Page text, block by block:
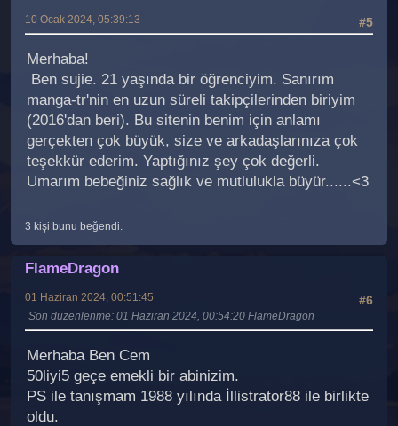
#5
10 Ocak 2024, 05:39:13
Merhaba!
Ben sujie. 21 yaşında bir öğrenciyim. Sanırım
manga-tr'nin en uzun süreli takipçilerinden biriyim
(2016'dan beri). Bu sitenin benim için anlamı
gerçekten çok büyük, size ve arkadaşlarınıza çok
teşekkür ederim. Yaptığınız şey çok değerli.
Umarım bebeğiniz sağlık ve mutlulukla büyür......<3
3 kişi bunu beğendi.
FlameDragon
#6
01 Haziran 2024, 00:51:45
Son düzenlenme: 01 Haziran 2024, 00:54:20 FlameDragon
Merhaba Ben Cem
50liyi5 geçe emekli bir abinizim.
PS ile tanışmam 1988 yılında İllistrator88 ile birlikte
oldu.